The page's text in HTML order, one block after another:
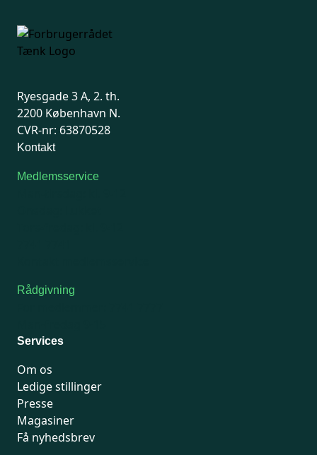
Ryesgade 3 A, 2. th.
2200 København N.
CVR-nr: 63870528
Kontakt
Medlemsservice
Rådgivning
Services
Om os
Ledige stillinger
Presse
Magasiner
Få nyhedsbrev